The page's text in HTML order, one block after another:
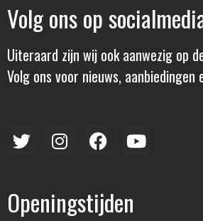
Volg ons op
Uiteraard zijn wij ook aanwezig op
Volg ons voor nieuws, aanbiedingen
Openingstijden